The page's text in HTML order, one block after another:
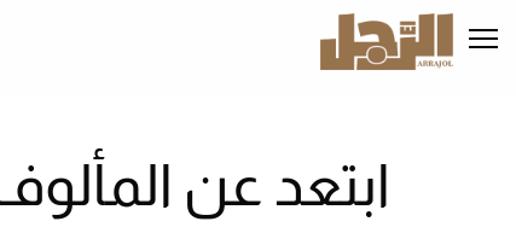
إلى
المحتوى